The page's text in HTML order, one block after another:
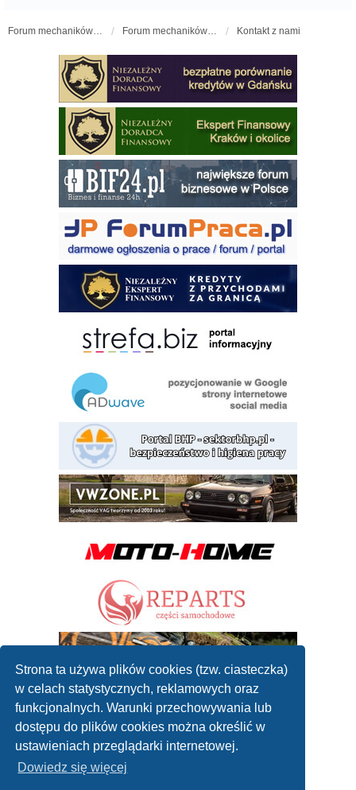
Strona ta używa plików cookies (tzw. ciasteczka)
w celach statystycznych, reklamowych oraz
funkcjonalnych. Warunki przechowywania lub
dostępu do plików cookies można określić w
ustawieniach przeglądarki internetowej.
Dowiedz się więcej
Forum mechaników samochodowych - forum-mechaniczne.pl Forum mechaników samochodowych Kontakt z nami